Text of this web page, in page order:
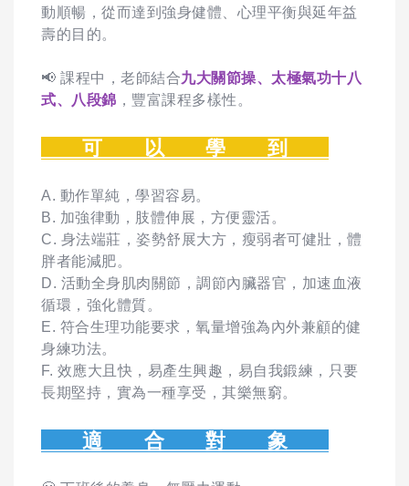
動順暢，從而達到強身健體、心理平衡與延年益
壽的目的。
📢 課程中，老師結合九大關節操、太極氣功十八
式、八段錦 ，豐富課程多樣性。
可 以 學 到
A. 動作單純，學習容易。
B. 加強律動，肢體伸展，方便靈活。
C. 身法端莊，姿勢舒展大方，瘦弱者可健壯，體
胖者能減肥。
D. 活動全身肌肉關節，調節內臟器官，加速血液
循環，強化體質。
E. 符合生理功能要求，氧量增強為內外兼顧的健
身練功法。
F. 效應大且快，易產生興趣，易自我鍛練，只要
長期堅持，實為一種享受，其樂無窮。
適 合 對 象